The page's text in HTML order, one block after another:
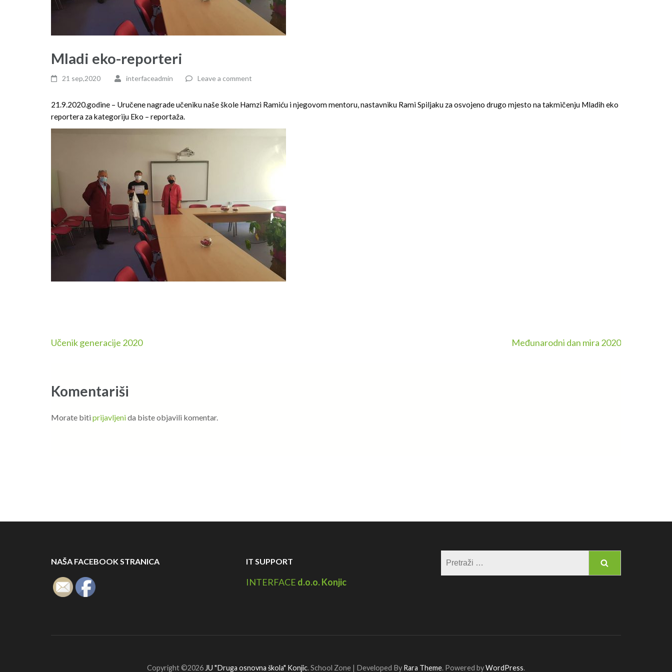
Mladi eko-reporteri
21 sep,2020 interfaceadmin Leave a comment
21.9.2020.godine – Uručene nagrade učeniku naše škole Hamzi Ramiću i njegovom mentoru, nastavniku Rami Spiljaku za osvojeno drugo mjesto na takmičenju Mladih eko
reportera za kategoriju Eko – reportaža.
Navigacija
Učenik generacije 2020 Međunarodni dan mira 2020
Komentariši
Morate biti prijavljenida biste objavili komentar.
NAŠA FACEBOOK STRANICA IT SUPPORT
INTERFACE d.o.o. Konjic
Pretraga:
Copyright ©2026 JU "Druga osnovna škola" Konjic.School Zone | Developed By Rara Theme. Powered byWordPress.